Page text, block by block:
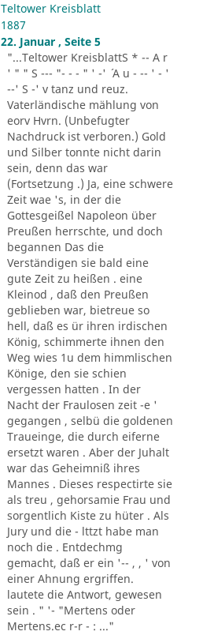
Teltower Kreisblatt
1887
22. Januar , Seite 5
"...Teltower KreisblattS * -- A r
' " " S --- "- - - " ' -' ´ A u - -- ' - '
--' S -' v tanz und reuz.
Vaterländische mählung von
eorv Hvrn. (Unbefugter
Nachdruck ist verboren.) Gold
und Silber tonnte nicht darin
sein, denn das war
(Fortsetzung .) Ja, eine schwere
Zeit wae 's, in der die
Gottesgeißel Napoleon über
Preußen herrschte, und doch
begannen Das die
Verständigen sie bald eine
gute Zeit zu heißen . eine
Kleinod , daß den Preußen
geblieben war, bietreue so
hell, daß es ür ihren irdischen
König, schimmerte ihnen den
Weg wies 1u dem himmlischen
Könige, den sie schien
vergessen hatten . In der
Nacht der Fraulosen zeit -e '
gegangen , selbü die goldenen
Traueinge, die durch eiferne
ersetzt waren . Aber der Juhalt
war das Geheimniß ihres
Mannes . Dieses respectirte sie
als treu , gehorsamie Frau und
sorgentlich Kiste zu hüter . Als
Jury und die - lttzt habe man
noch die . Entdechmg
gemacht, daß er ein '-- , , ' von
einer Ahnung ergriffen.
lautete die Antwort, gewesen
sein . " '- "Mertens oder
Mertens.ec r-r - : ..."